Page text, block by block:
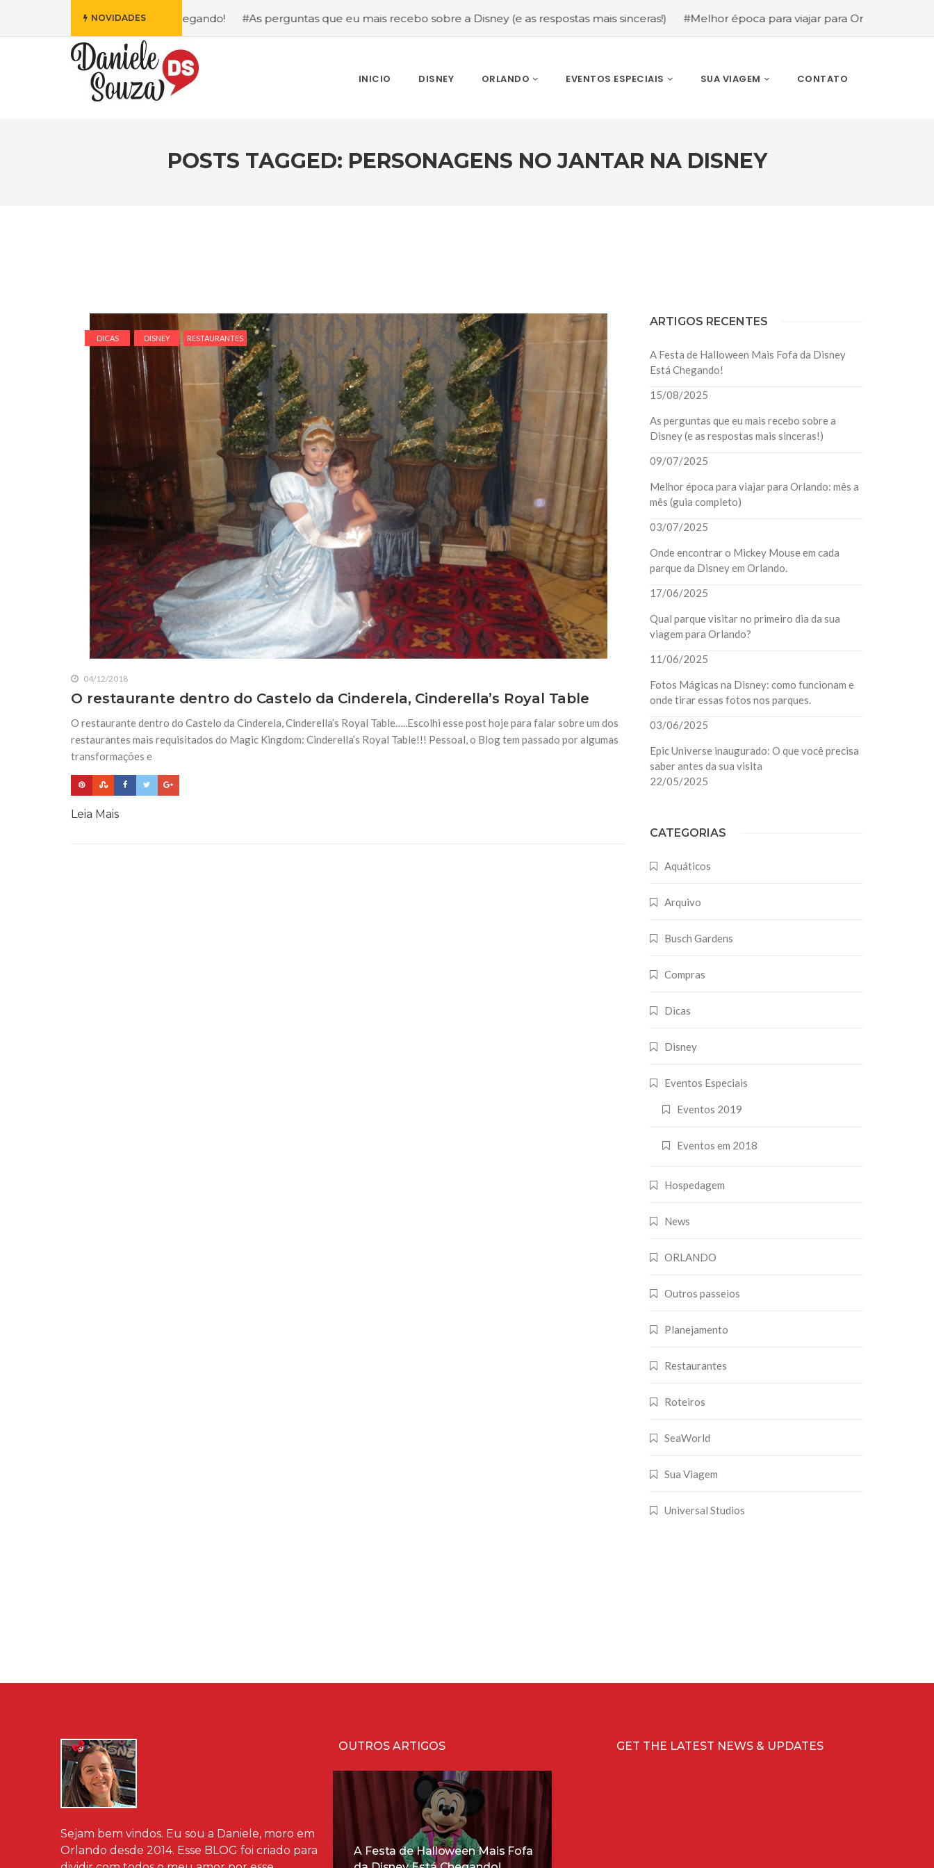
NOVIDADES
da Disney Está Chegando! #As perguntas que eu mais recebo sobre a Disney (e as respostas mais sinceras!) #Melhor época para viajar para Orlando: mês a mês
INICIO DISNEY ORLANDO EVENTOS ESPECIAIS SUA VIAGEM CONTATO
POSTS TAGGED: PERSONAGENS NO JANTAR NA DISNEY
DICAS DISNEY RESTAURANTES
04/12/2018
O restaurante dentro do Castelo da Cinderela, Cinderella’s Royal Table
O restaurante dentro do Castelo da Cinderela, Cinderella’s Royal Table…..Escolhi esse post hoje para falar sobre um dos
restaurantes mais requisitados do Magic Kingdom: Cinderella’s Royal Table!!! Pessoal, o Blog tem passado por algumas
transformações e
Leia Mais
ARTIGOS RECENTES
A Festa de Halloween Mais Fofa da Disney
Está Chegando!
15/08/2025
As perguntas que eu mais recebo sobre a
Disney (e as respostas mais sinceras!)
09/07/2025
Melhor época para viajar para Orlando: mês a
mês (guia completo)
03/07/2025
Onde encontrar o Mickey Mouse em cada
parque da Disney em Orlando.
17/06/2025
Qual parque visitar no primeiro dia da sua
viagem para Orlando?
11/06/2025
Fotos Mágicas na Disney: como funcionam e
onde tirar essas fotos nos parques.
03/06/2025
Epic Universe inaugurado: O que você precisa
saber antes da sua visita
22/05/2025
CATEGORIAS
Aquáticos
Arquivo
Busch Gardens
Compras
Dicas
Disney
Eventos Especiais
Eventos 2019
Eventos em 2018
Hospedagem
News
ORLANDO
Outros passeios
Planejamento
Restaurantes
Roteiros
SeaWorld
Sua Viagem
Universal Studios
Sejam bem vindos. Eu sou a Daniele, moro em
Orlando desde 2014. Esse BLOG foi criado para
OUTROS ARTIGOS
A Festa de Halloween Mais Fofa
GET THE LATEST NEWS & UPDATES